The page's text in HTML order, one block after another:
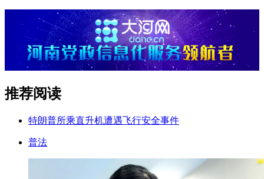
推荐阅读
特朗普所乘直升机遭遇飞行安全事件
普法